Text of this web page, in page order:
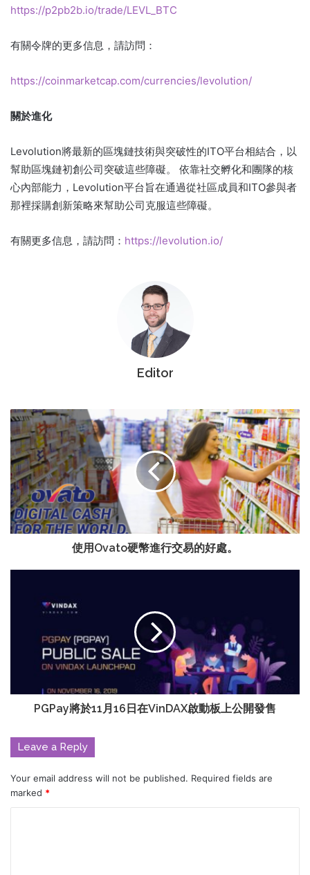
https://p2pb2b.io/trade/LEVL_BTC
有關令牌的更多信息，請訪問：
https://coinmarketcap.com/currencies/levolution/
關於進化
Levolution將最新的區塊鏈技術與突破性的ITO平台相結合，以
幫助區塊鏈初創公司突破這些障礙。 依靠社交孵化和團隊的核
心內部能力，Levolution平台旨在通過從社區成員和ITO參與者
那裡採購創新策略來幫助公司克服這些障礙。
有關更多信息，請訪問： https://levolution.io/
Editor
使用Ovato硬幣進行交易的好處。
PGPay將於11月16日在VinDAX啟動板上公開發售
Leave a Reply
Your email address will not be published. Required fields are
marked *